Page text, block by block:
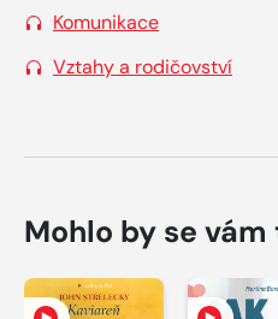
Komunikace
Vztahy a rodičovství
Mohlo by se